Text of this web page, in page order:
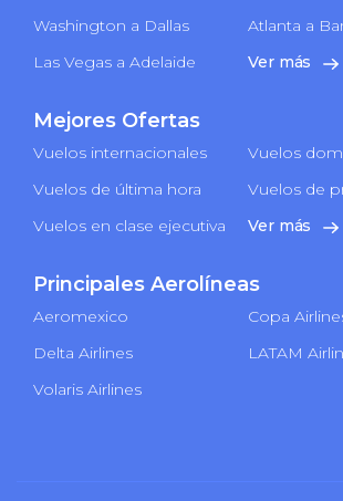
Washington a Dallas
Atlanta a
Las Vegas a Adelaide
Ver más
Mejores Ofertas
Vuelos internacionales
Vuelos
Vuelos de última hora
Vuelos de
Vuelos en clase ejecutiva
Ver más
Principales Aerolíneas
Aeromexico
Copa
Delta Airlines
LATAM
Volaris Airlines